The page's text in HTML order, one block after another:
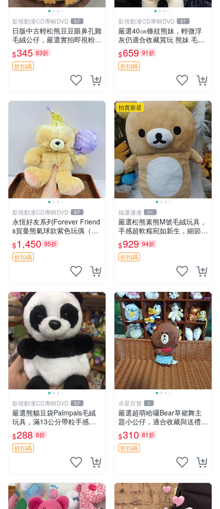
影視動漫CD專輯DVD 57
日版中古輕松熊豆豆眼鼻孔雞
毛絨公仔，嚴選實拍即視粉絲
必買 公仔紙箱氣泡膜精心包
裝快速發貨 輕松熊 公仔 雞毛
絨
$345 83折
折扣碼
影視動漫CD專輯DVD 57
嚴選40㎝條紋熊妹，輕微浮
灰仍適合收藏賞玩 熊妹 毛絨
玩具 浮雕熊
$659 91折
折扣碼
影視動漫CD專輯DVD 57
永恆好友系列Forever Friend
s賀曼熊氣球款紫色玩偶（鼻
子稍有磨損） 中古玩具 氣球
熊 玩偶
$1,450 95折
折扣碼
拍賣新星
福運連連 31
嚴選松熊素熊M號毛絨玩具，
手感超軟糯宛如新生，細節精
緻完美無瑕，推薦送禮或珍
藏，中古狀態保養得宜。 松
熊 素熊 毛絨doll
$929 94折
折扣碼
影視動漫CD專輯DVD 57
嚴選熊貓豆袋Palmpals毛絨
玩具，滿13公分帶粒手感極
佳，電影主題周邊推薦 熊貓
Palmpals 毛絨玩具 豆袋 劇場
版周邊
$288 8折
折扣碼
水星百貨 1
嚴選超萌哈囉Bear草裙舞主
題小公仔，適合收藏與送禮 1
00 克 哈囉Bear 草裙舞
$310 81折
折扣碼